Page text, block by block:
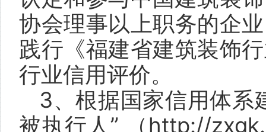
协会理事以上职务的企
践行《福建省建筑装饰
行业信用评价。
3、根据国家信用体系
被执行人” （http://